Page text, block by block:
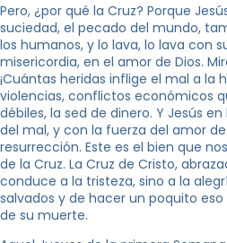
Pero, ¿por qué la Cruz? Porque
suciedad, el pecado del mundo,
los humanos, y lo lava, lo lava con
misericordia, en el amor de Dios.
¡Cuántas heridas inflige el mal a la
violencias, conflictos económicos
débiles, la sed de dinero. Y Jesús
del mal, y con la fuerza del amor
resurrección. Este es el bien que
de la Cruz. La Cruz de Cristo,
conduce a la tristeza, sino a la
salvados y de hacer un poquito
de su muerte.